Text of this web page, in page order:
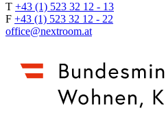
T +43 (1) 523 32 12 - 13
F +43 (1) 523 32 12 - 22
office@nextroom.at